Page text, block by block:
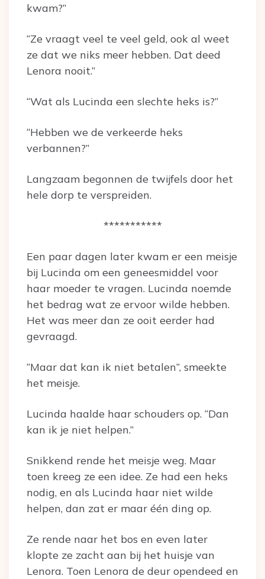
kwam?”
“Ze vraagt veel te veel geld, ook al weet
ze dat we niks meer hebben. Dat deed
Lenora nooit.”
“Wat als Lucinda een slechte heks is?”
“Hebben we de verkeerde heks
verbannen?”
Langzaam begonnen de twijfels door het
hele dorp te verspreiden.
***********
Een paar dagen later kwam er een meisje
bij Lucinda om een geneesmiddel voor
haar moeder te vragen. Lucinda noemde
het bedrag wat ze ervoor wilde hebben.
Het was meer dan ze ooit eerder had
gevraagd.
“Maar dat kan ik niet betalen”, smeekte
het meisje.
Lucinda haalde haar schouders op. “Dan
kan ik je niet helpen.”
Snikkend rende het meisje weg. Maar
toen kreeg ze een idee. Ze had een heks
nodig, en als Lucinda haar niet wilde
helpen, dan zat er maar één ding op.
Ze rende naar het bos en even later
klopte ze zacht aan bij het huisje van
Lenora. Toen Lenora de deur opendeed en